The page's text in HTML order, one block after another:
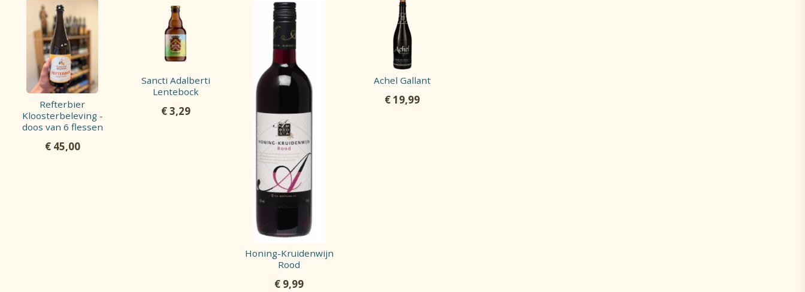
Refterbier
Kloosterbeleving -
doos van 6 flessen
€45,00
Sancti Adalberti
Lentebock
€3,29
Honing-Kruidenwijn
Rood
€ 9,99
Achel Gallant
€19,99